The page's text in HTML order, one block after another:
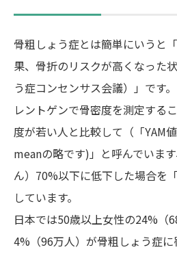
骨粗しょう症とは簡単にいうと
果、骨折のリスクが高くなった
う症コンセンサス会議）」です。
レントゲンで骨密度を測定する
度が若い人と比較して（「YAM
meanの略です)」と呼んでいま
ん）70%以下に低下した場合を
しています。
日本では50歳以上女性の24%（
4%（96万人）が骨粗しょう症